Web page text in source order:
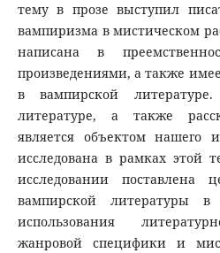
тему в прозе выступил
вампиризма в мистическом
написана в
произведениями, а также
в вампирской
литературе, а также
является объектом нашего
исследована в рамках этой
исследовании поставлена
вампирской литературы
использования
жанровой специфики и